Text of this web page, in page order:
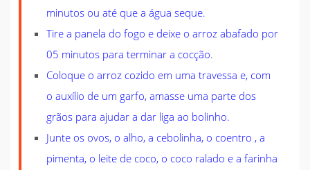
minutos ou até que a água seque.
Tire a panela do fogo e deixe o arroz abafado por
05 minutos para terminar a cocção.
Coloque o arroz cozido em uma travessa e, com
o auxílio de um garfo, amasse uma parte dos
grãos para ajudar a dar liga ao bolinho.
Junte os ovos, o alho, a cebolinha, o coentro , a
pimenta, o leite de coco, o coco ralado e a farinha